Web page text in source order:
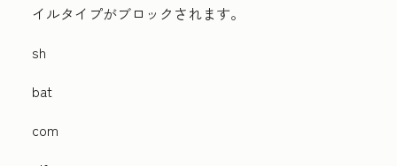
イルタイプがブロックされます。
sh
bat
com